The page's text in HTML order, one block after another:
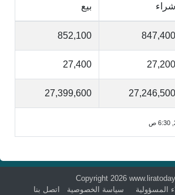
شراء بيع
847,400
852,100
27,200
27,400
27,246,500
27,399,600
Copyright 2026
المسؤولية سياسة الخصوصية اتصل بنا